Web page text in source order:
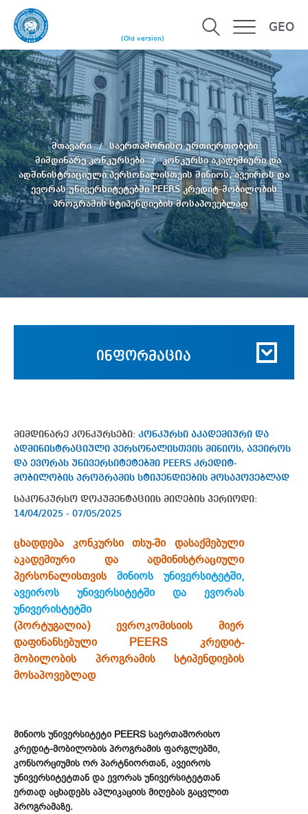
(Old version)
GEO
მთავარი
საერთაშორისო ურთიერთობები
მიმდინარე კონკურსები
კონკურსი აკადემიური და
ადმინისტრაციული პერსონალისთვის მინიოს, ავეიროს და
ევორას უნივერსიტეტებში PEERS კრედიტ-მობილობის
პროგრამის სტიპენდიების მოსაპოვებლად
ინფორმაცია
მიმდინარე კონკურსები: კონკურსი აკადემიური და
ადმინისტრაციული პერსონალისთვის მინიოს, ავეიროს
და ევორას უნივერსიტეტებში PEERS კრედიტ-
მობილობის პროგრამის სტიპენდიების მოსაპოვებლად
საკონკურსო დოკუმენტაციის მიღების პერიოდი:
14/04/2025 - 07/05/2025
ცხადდება კონკურსი თსუ-ში დასაქმებული
აკადემიური და ადმინისტრაციული
პერსონალისთვის მინიოს უნივერსიტეტში,
ავეიროს უნივერსიტეტში და ევორას
უნივერისტეტში
(პორტუგალია) ევროკომისიის მიერ
დაფინანსებული PEERS კრედიტ-
მობილობის პროგრამის სტიპენდიების
მოსაპოვებლად
მინიოს უნივერსიტეტი PEERS საერთაშორისო
კრედიტ-მობილობის პროგრამის ფარგლებში,
კონსორციუმის ორ პარტნიორთან, ავეიროს
უნივერსიტეტთან და ევორას უნივერსიტეტთან
ერთად აცხადებს აპლიკაციის მიღებას გაცვლით
პროგრამაზე.